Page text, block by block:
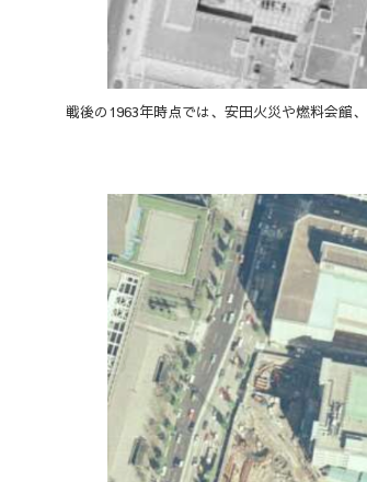
戦後の1963年時点では、安田火災や燃料会館